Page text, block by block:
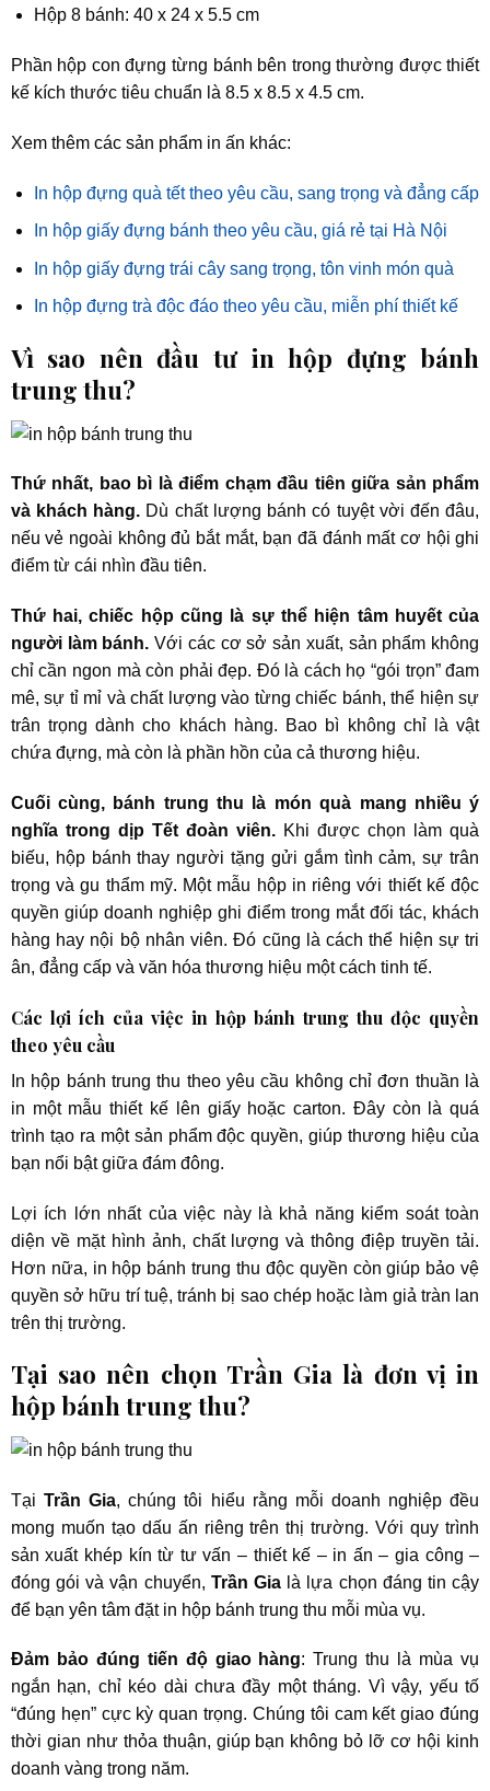
Hộp 8 bánh: 40 x 24 x 5.5 cm
Phần hộp con đựng từng bánh bên trong thường được thiết
kế kích thước tiêu chuẩn là 8.5 x 8.5 x 4.5 cm.
Xem thêm các sản phẩm in ấn khác:
In hộp đựng quà tết theo yêu cầu, sang trọng và đẳng cấp
In hộp giấy đựng bánh theo yêu cầu, giá rẻ tại Hà Nội
In hộp giấy đựng trái cây sang trọng, tôn vinh món quà
In hộp đựng trà độc đáo theo yêu cầu, miễn phí thiết kế
Vì sao nên đầu tư in hộp đựng bánh
trung thu?
Thứ nhất, bao bì là điểm chạm đầu tiên giữa sản phẩm
và khách hàng. Dù chất lượng bánh có tuyệt vời đến đâu,
nếu vẻ ngoài không đủ bắt mắt, bạn đã đánh mất cơ hội ghi
điểm từ cái nhìn đầu tiên.
Thứ hai, chiếc hộp cũng là sự thể hiện tâm huyết của
người làm bánh. Với các cơ sở sản xuất, sản phẩm không
chỉ cần ngon mà còn phải đẹp. Đó là cách họ “gói trọn” đam
mê, sự tỉ mỉ và chất lượng vào từng chiếc bánh, thể hiện sự
trân trọng dành cho khách hàng. Bao bì không chỉ là vật
chứa đựng, mà còn là phần hồn của cả thương hiệu.
Cuối cùng, bánh trung thu là món quà mang nhiều ý
nghĩa trong dịp Tết đoàn viên. Khi được chọn làm quà
biếu, hộp bánh thay người tặng gửi gắm tình cảm, sự trân
trọng và gu thẩm mỹ. Một mẫu hộp in riêng với thiết kế độc
quyền giúp doanh nghiệp ghi điểm trong mắt đối tác, khách
hàng hay nội bộ nhân viên. Đó cũng là cách thể hiện sự tri
ân, đẳng cấp và văn hóa thương hiệu một cách tinh tế.
Các lợi ích của việc in hộp bánh trung thu độc quyền
theo yêu cầu
In hộp bánh trung thu theo yêu cầu không chỉ đơn thuần là
in một mẫu thiết kế lên giấy hoặc carton. Đây còn là quá
trình tạo ra một sản phẩm độc quyền, giúp thương hiệu của
bạn nổi bật giữa đám đông.
Lợi ích lớn nhất của việc này là khả năng kiểm soát toàn
diện về mặt hình ảnh, chất lượng và thông điệp truyền tải.
Hơn nữa, in hộp bánh trung thu độc quyền còn giúp bảo vệ
quyền sở hữu trí tuệ, tránh bị sao chép hoặc làm giả tràn lan
trên thị trường.
Tại sao nên chọn Trần Gia là đơn vị in
hộp bánh trung thu?
Tại Trần Gia, chúng tôi hiểu rằng mỗi doanh nghiệp đều
mong muốn tạo dấu ấn riêng trên thị trường. Với quy trình
sản xuất khép kín từ tư vấn – thiết kế – in ấn – gia công –
đóng gói và vận chuyển, Trần Gia là lựa chọn đáng tin cậy
để bạn yên tâm đặt in hộp bánh trung thu mỗi mùa vụ.
Đảm bảo đúng tiến độ giao hàng: Trung thu là mùa vụ
ngắn hạn, chỉ kéo dài chưa đầy một tháng. Vì vậy, yếu tố
“đúng hẹn” cực kỳ quan trọng. Chúng tôi cam kết giao đúng
thời gian như thỏa thuận, giúp bạn không bỏ lỡ cơ hội kinh
doanh vàng trong năm.